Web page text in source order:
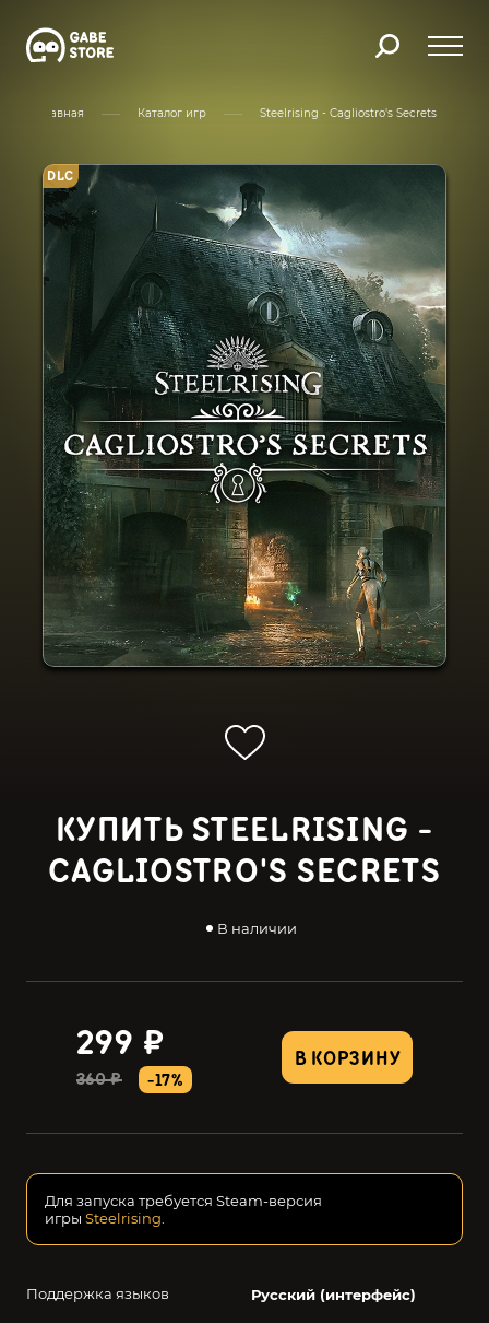
Главная Каталог игр Steelrising - Cagliostro's Secrets
DLC
КУПИТЬ STEELRISING -
CAGLIOSTRO'S SECRETS
В наличии
В КОРЗИНУ
299 ₽
360 ₽ -17%
Поддержка языков Русский (интерфейс)
Для запуска требуется Steam-версия
игры Steelrising